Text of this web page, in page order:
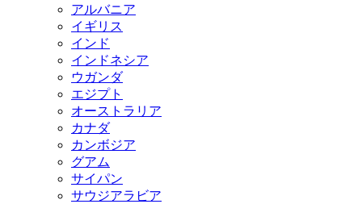
アルバニア
イギリス
インド
インドネシア
ウガンダ
エジプト
オーストラリア
カナダ
カンボジア
グアム
サイパン
サウジアラビア